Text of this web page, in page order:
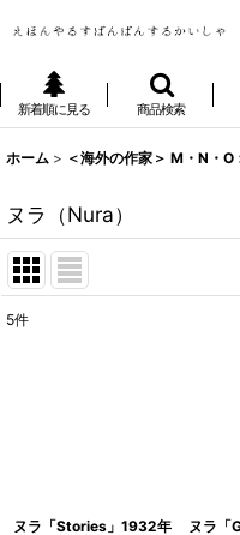
新着順に見る 商品検索
ホーム > ＜海外の作家＞ M・N・O
ヌラ（Nura）
5件
ヌラ「Stories」1932年
ヌラ「